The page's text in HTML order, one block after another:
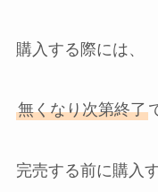
購入する際には、
無くなり次第終了
完売する前に購入